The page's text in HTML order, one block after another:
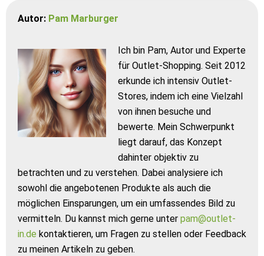
Autor: Pam Marburger
Ich bin Pam, Autor und Experte
für Outlet-Shopping. Seit 2012
erkunde ich intensiv Outlet-
Stores, indem ich eine Vielzahl
von ihnen besuche und
bewerte. Mein Schwerpunkt
liegt darauf, das Konzept
dahinter objektiv zu
betrachten und zu verstehen. Dabei analysiere ich
sowohl die angebotenen Produkte als auch die
möglichen Einsparungen, um ein umfassendes Bild zu
vermitteln. Du kannst mich gerne unter pam@outlet-
in.de kontaktieren, um Fragen zu stellen oder Feedback
zu meinen Artikeln zu geben.